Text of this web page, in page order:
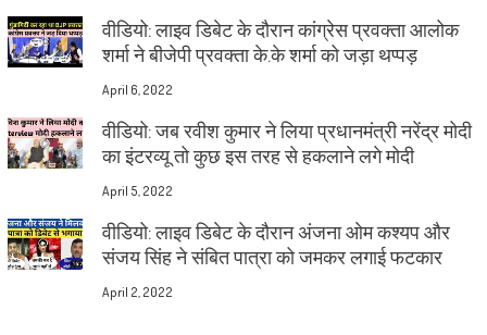
वीडियो: लाइव डिबेट के दौरान कांग्रेस प्रवक्ता आलोक
शर्मा ने बीजेपी प्रवक्ता के.के शर्मा को जड़ा थप्पड़
April 6, 2022
वीडियो: जब रवीश कुमार ने लिया प्रधानमंत्री नरेंद्र मोदी
का इंटरव्यू तो कुछ इस तरह से हकलाने लगे मोदी
April 5, 2022
वीडियो: लाइव डिबेट के दौरान अंजना ओम कश्यप और
संजय सिंह ने संबित पात्रा को जमकर लगाई फटकार
April 2, 2022